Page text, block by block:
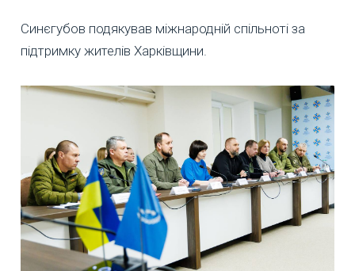
Синєгубов подякував міжнародній спільноті за
підтримку жителів Харківщини.